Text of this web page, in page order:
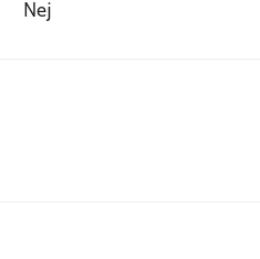
Nej